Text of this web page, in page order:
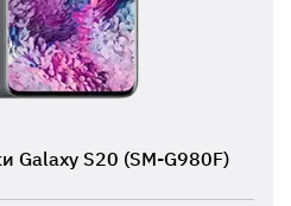
Galaxy S20 (SM-G980F)